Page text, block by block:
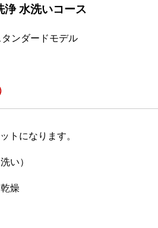
浄 水洗いコース
ンダードモデル
トになります。
い）
燥